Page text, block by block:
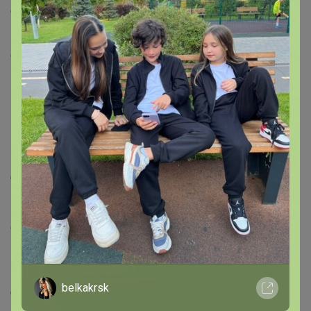
сходство с шоколадкой Nuts и ореховой пастой Nutella.
Тело высокое, послевкусие продолжительное и
очень обволакивающее.
Кот Бразилио
С этой смесью все просто. Ее идею я подсмотрел у
итальянцев Сандали, которые в своих смесях вместо
монобразилий используют так называемую
«бразильскую смесь», собранную из 5 разных
бразильских сортов. Идея этого понятна и проста:
Бразилия часто играет важную роль в разных смесях,
и требования к постоянству ее вкуса предъявляются
особенные. В дальнейшем я планирую заменить
монобразилии во всех своих смесях на Кота Бразилио.
Дульче, Бразилия Можиана, Бразилия желтый катуаи
Мантикейра фазенда Исидро Перейра, Бразилия
belkakrsk